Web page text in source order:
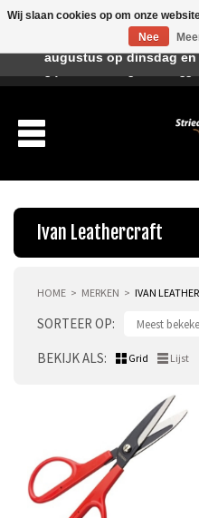
Merken
Ivan Leathercraft
HOME MERKEN IVAN
SORTEER OP
BEKIJK ALS
Grid Lijst
Wij slaan cookies op om onze
Nee
Beste klant, I.v.m. de
augustus op dinsdag